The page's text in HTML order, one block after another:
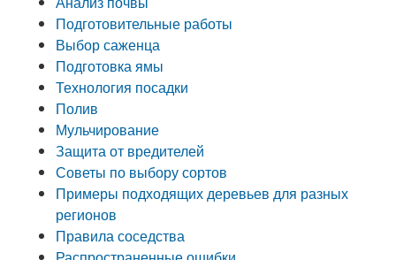
Подготовительные работы
Выбор саженца
Подготовка ямы
Технология посадки
Полив
Мульчирование
Защита от вредителей
Советы по выбору сортов
Примеры подходящих деревьев для разных
регионов
Правила соседства